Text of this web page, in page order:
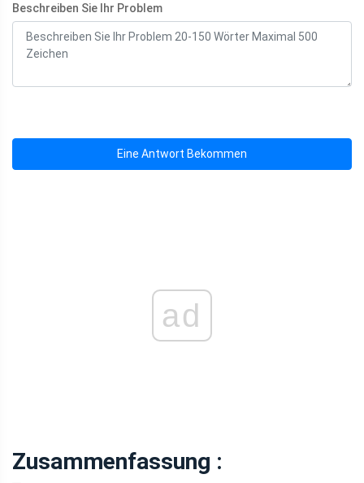
Beschreiben Sie Ihr Problem
Eine Antwort Bekommen
ad
Zusammenfassung :